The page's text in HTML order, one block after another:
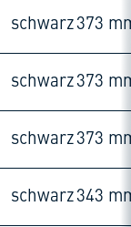
schwarz373
schwarz373
schwarz373
schwarz343